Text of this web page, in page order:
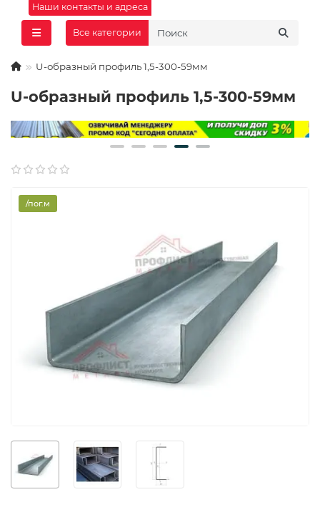
Наши контакты и адреса
Все категории
U-образный профиль 1,5-300-59мм
U-образный профиль 1,5-300-59мм
/пог.м